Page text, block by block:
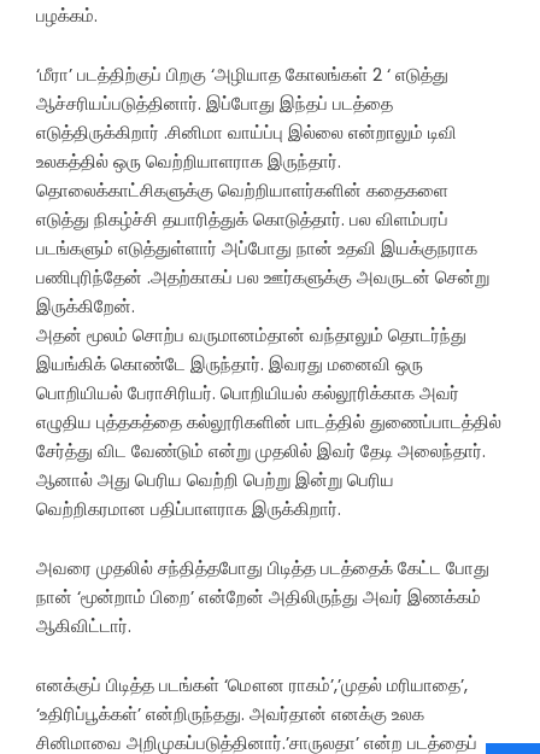
பழக்கம்.
‘மீரா’ படத்திற்குப் பிறகு ‘அழியாத கோலங்கள் 2 ‘ எடுத்து
ஆச்சரியப்படுத்தினார். இப்போது இந்தப் படத்தை
எடுத்திருக்கிறார் .சினிமா வாய்ப்பு இல்லை என்றாலும் டிவி
உலகத்தில் ஒரு வெற்றியாளராக இருந்தார்.
தொலைக்காட்சிகளுக்கு வெற்றியாளர்களின் கதைகளை
எடுத்து நிகழ்ச்சி தயாரித்துக் கொடுத்தார். பல விளம்பரப்
படங்களும் எடுத்துள்ளார் அப்போது நான் உதவி இயக்குநராக
பணிபுரிந்தேன் .அதற்காகப் பல ஊர்களுக்கு அவருடன் சென்று
இருக்கிறேன்.
அதன் மூலம் சொற்ப வருமானம்தான் வந்தாலும் தொடர்ந்து
இயங்கிக் கொண்டே இருந்தார். இவரது மனைவி ஒரு
பொறியியல் பேராசிரியர். பொறியியல் கல்லூரிக்காக அவர்
எழுதிய புத்தகத்தை கல்லூரிகளின் பாடத்தில் துணைப்பாடத்தில்
சேர்த்து விட வேண்டும் என்று முதலில் இவர் தேடி அலைந்தார்.
ஆனால் அது பெரிய வெற்றி பெற்று இன்று பெரிய
வெற்றிகரமான பதிப்பாளராக இருக்கிறார்.
அவரை முதலில் சந்தித்தபோது பிடித்த படத்தைக் கேட்ட போது
நான் ‘மூன்றாம் பிறை’ என்றேன் அதிலிருந்து அவர் இணக்கம்
ஆகிவிட்டார்.
எனக்குப் பிடித்த படங்கள் ‘மௌன ராகம்’,’முதல் மரியாதை’,
‘உதிரிப்பூக்கள்’ என்றிருந்தது. அவர்தான் எனக்கு உலக
சினிமாவை அறிமுகப்படுத்தினார்.’சாருலதா’ என்ற படத்தைப்